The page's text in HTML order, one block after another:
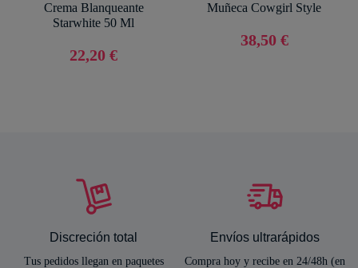
Crema Blanqueante
Starwhite 50 Ml
22,20 €
Muñeca Cowgirl Style
38,50 €
Discreción total
Tus pedidos llegan en paquetes
Envíos ultrarápidos
Compra hoy y recibe en 24/48h (en